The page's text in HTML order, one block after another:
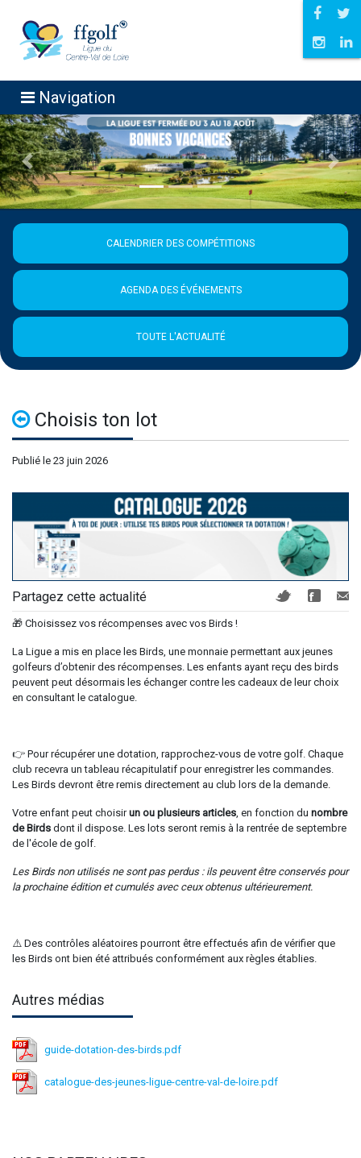
Navigation
Précédent
CALENDRIER DES COMPÉTITIONS
AGENDA DES ÉVÉNEMENTS
TOUTE L'ACTUALITÉ
Choisis ton lot
Publié le 23 juin 2026
Partagez cette actualité
🎁 Choisissez vos récompenses avec vos Birds !
La Ligue a mis en place les Birds, une monnaie permettant aux jeunes
golfeurs d’obtenir des récompenses. Les enfants ayant reçu des birds
peuvent peut désormais les échanger contre les cadeaux de leur choix
en consultant le catalogue.
👉 Pour récupérer une dotation, rapprochez-vous de votre golf. Chaque
club recevra un tableau récapitulatif pour enregistrer les commandes.
Les Birds devront être remis directement au club lors de la demande.
Votre enfant peut choisirun ou plusieurs articles , en fonction du nombre
de Birds dont il dispose. Les lots seront remis à la rentrée de septembre
de l'école de golf.
Les Birds non utilisés ne sont pas perdus : ils peuvent être conservés pour
la prochaine édition et cumulés avec ceux obtenus ultérieurement.
⚠️ Des contrôles aléatoires pourront être effectués afin de vérifier que
les Birds ont bien été attribués conformément aux règles établies.
Autres médias
guide-dotation-des-birds.pdf
catalogue-des-jeunes-ligue-centre-val-de-loire.pdf